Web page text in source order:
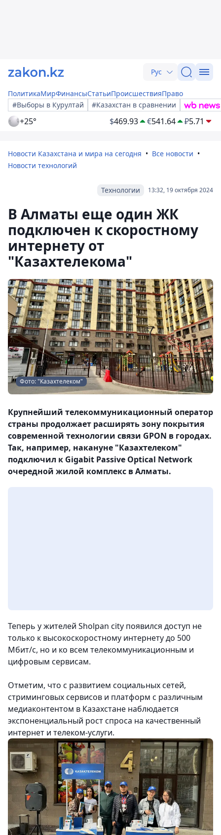
Рус
ПолитикаМирФинансыСтатьиПроисшествияПраво
#Выборы в Курултай
#Казахстан в сравнении
+25° $469.93 €541.64 ₽5.71
Новости Казахстана и мира на сегодня
Все новости
Новости технологий
13:32, 19 октября 2024
Технологии
В Алматы еще один ЖК
подключен к скоростному
интернету от
"Казахтелекома"
Фото: "Казахтелеком"
Крупнейший телекоммуникационный оператор
страны продолжает расширять зону покрытия
современной технологии связи GPON в городах.
Так, например, накануне "Казахтелеком"
подключил к Gigabit Passive Optical Network
очередной жилой комплекс в Алматы.
Теперь у жителей Sholpan city появился доступ не
только к высокоскоростному интернету до 500
Мбит/с, но и ко всем телекоммуникационным и
цифровым сервисам.
Отметим, что с развитием социальных сетей,
стриминговых сервисов и платформ с различным
медиаконтентом в Казахстане наблюдается
экспоненциальный рост спроса на качественный
интернет и телеком-услуги.